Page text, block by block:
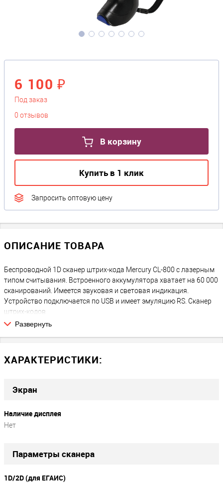
6 100 ₽
Под заказ
0 отзывов
В корзину
Купить в 1 клик
Запросить оптовую цену
ОПИСАНИЕ ТОВАРА
Беспроводной 1D сканер штрих-кода Mercury CL-800 с лазерным
типом считывания. Встроенного аккумулятора хватает на 60 000
сканирований. Имеется звуковая и световая индикация.
Устройство подключается по USB и имеет эмуляцию RS. Сканер
штрих-кодов
Развернуть
ХАРАКТЕРИСТИКИ:
Экран
Наличие дисплея
Нет
Параметры сканера
1D/2D (для ЕГАИС)